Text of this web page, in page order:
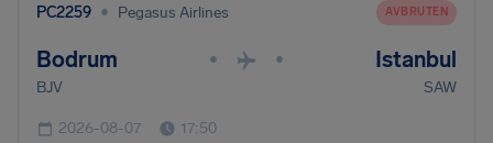
PC2259 • Pegasus Airlines AVBRUTEN
Bodrum • • Istanbul
BJV SAW
2026-08-07 17:50